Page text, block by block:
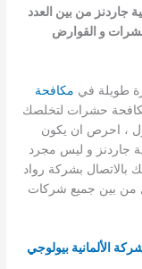
من بين العدد
و القوارض
طويلة في مكافحة
حشرات لتخلصك
، احرص ان يكون
جاردنز و ليس مجرد
بشركة رواد
من بين جميع شركات
الألمانية بيولوجي